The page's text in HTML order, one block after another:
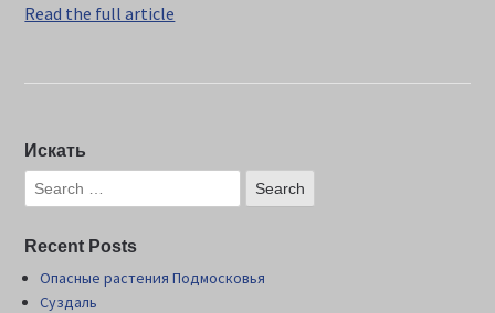
Read the full article
Искать
Recent Posts
Опасные растения Подмосковья
Суздаль